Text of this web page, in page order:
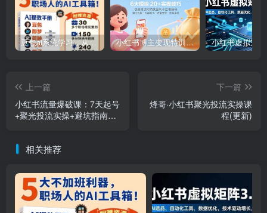
豆包ai系统学习，从小白到高手系列 小红书博主变现特训营：6大模块20+实操技巧 快速打造可持续盈利小红书账号
上一篇
小红书流量爆破课：7天起号
+聚光投流实操+避坑指南
下一篇
烽哥·小红书聚光投流实操课
程(更新)
相关推荐